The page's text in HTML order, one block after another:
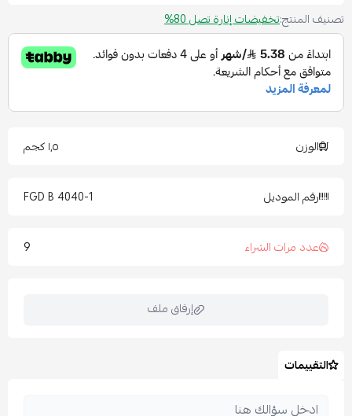
تصنيف المنتج:تخفيضات إنارة تصل 80%
الوزن ١٫٥ كجم
رقم الموديل 4040-1 FGD B
عدد مرات الشراء 9
إرفاق ملف
التقييمات